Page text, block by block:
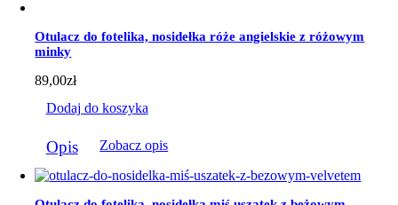
można
wybrać
na
stronie
produktu
Otulacz do fotelika, nosidełka róże angielskie z różowym
minky
89,00zł
Dodaj do koszyka
Opis Zobacz opis